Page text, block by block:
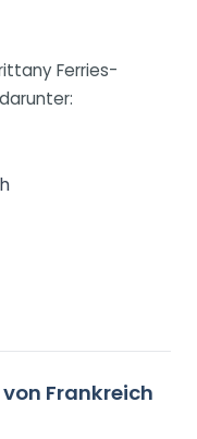
Ferries-
Frankreich